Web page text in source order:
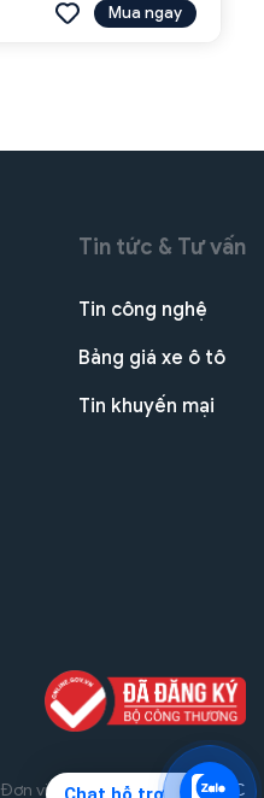
Mua ngay
Tin tức & Tư vấn
Tin công nghệ
Bảng giá xe ô tô
Tin khuyến mại
Đơn vị triển khai dự án THG JSC